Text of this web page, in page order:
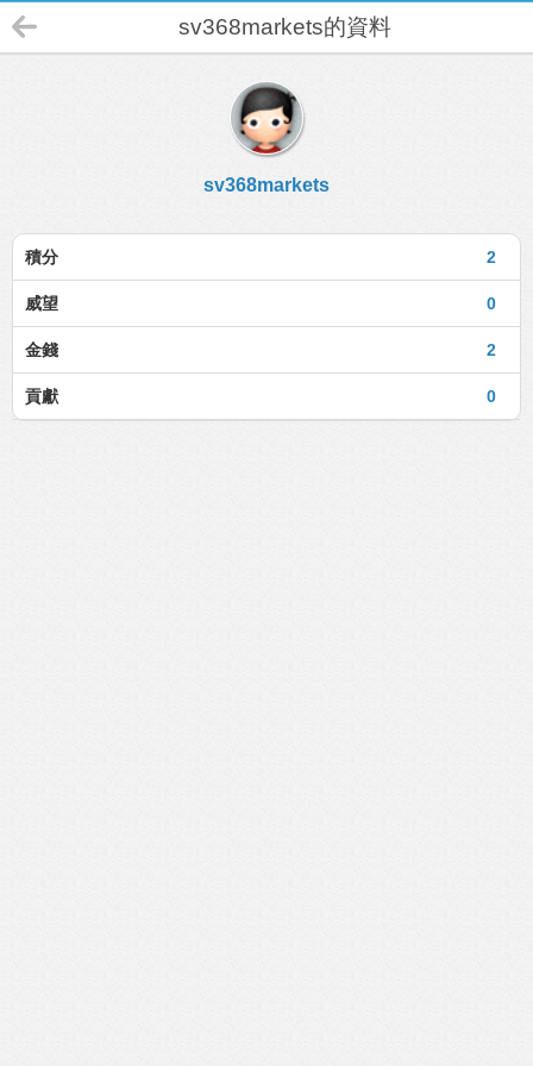
sv368markets的資料
sv368markets
2
積分
0
威望
2
金錢
0
貢獻